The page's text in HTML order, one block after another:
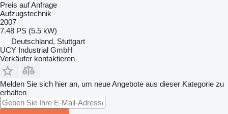
Preis auf Anfrage
Aufzugstechnik
2007
7.48 PS (5.5 kW)
Deutschland, Stuttgart
UCY Industrial GmbH
Verkäufer kontaktieren
Melden Sie sich hier an, um neue Angebote aus dieser Kategorie zu
erhalten